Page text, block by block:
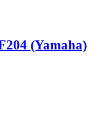
(Yamaha)